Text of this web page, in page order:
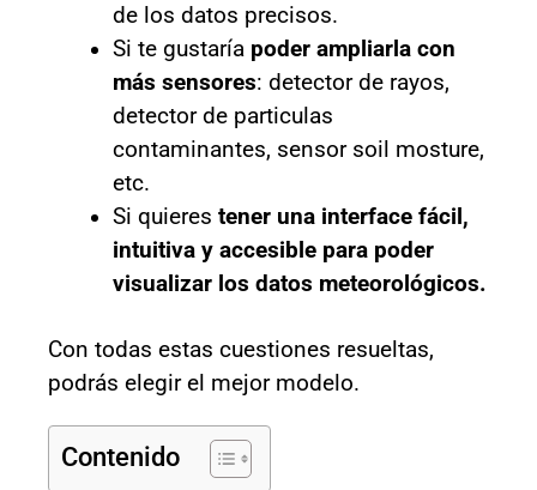
de los datos precisos.
Si te gustaría poder ampliarla con
más sensores: detector de rayos,
detector de particulas
contaminantes, sensor soil mosture,
etc.
Si quieres tener una interface fácil,
intuitiva y accesible para poder
visualizar los datos meteorológicos.
Con todas estas cuestiones resueltas,
podrás elegir el mejor modelo.
Contenido